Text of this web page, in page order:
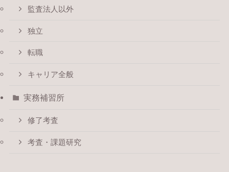
監査法人以外
独立
転職
キャリア全般
実務補習所
修了考査
考査・課題研究